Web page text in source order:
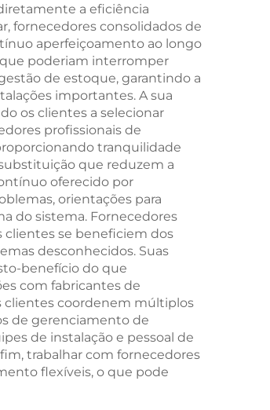
de Proteção IP20
a eficiência
fornecedores consolidados de
aperfeiçoamento ao longo
que poderiam interromper
de estoque, garantindo a
importantes. A sua
os clientes a selecionar
profissionais de
tranquilidade
que reduzem a
oferecido por
orientações para
do sistema. Fornecedores
se beneficiem dos
desconhecidos. Suas
benefício do que
com fabricantes de
clientes coordenem múltiplos
de gerenciamento de
de instalação e pessoal de
trabalhar com fornecedores
flexíveis, o que pode